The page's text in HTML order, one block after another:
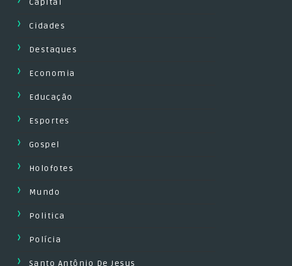
Capital
Cidades
Destaques
Economia
Educação
Esportes
Gospel
Holofotes
Mundo
Politica
Polícia
Santo Antônio De Jesus